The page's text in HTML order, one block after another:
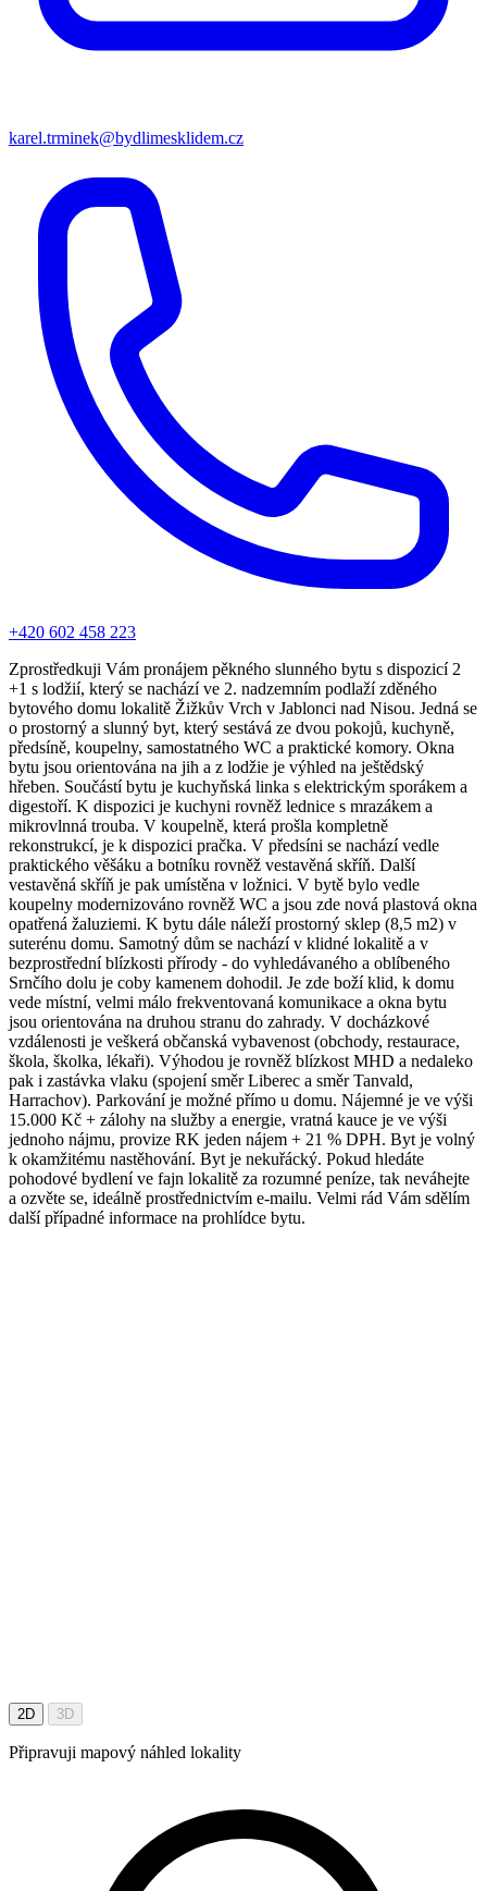
karel.trminek@bydlimesklidem.cz
+420 602 458 223
Zprostředkuji Vám pronájem pěkného slunného bytu s dispozicí 2
+1 s lodžií, který se nachází ve 2. nadzemním podlaží zděného
bytového domu lokalitě Žižkův Vrch v Jablonci nad Nisou. Jedná se
o prostorný a slunný byt, který sestává ze dvou pokojů, kuchyně,
předsíně, koupelny, samostatného WC a praktické komory. Okna
bytu jsou orientována na jih a z lodžie je výhled na ještědský
hřeben. Součástí bytu je kuchyňská linka s elektrickým sporákem a
digestoří. K dispozici je kuchyni rovněž lednice s mrazákem a
mikrovlnná trouba. V koupelně, která prošla kompletně
rekonstrukcí, je k dispozici pračka. V předsíni se nachází vedle
praktického věšáku a botníku rovněž vestavěná skříň. Další
vestavěná skříň je pak umístěna v ložnici. V bytě bylo vedle
koupelny modernizováno rovněž WC a jsou zde nová plastová okna
opatřená žaluziemi. K bytu dále náleží prostorný sklep (8,5 m2) v
suterénu domu. Samotný dům se nachází v klidné lokalitě a v
bezprostřední blízkosti přírody - do vyhledávaného a oblíbeného
Srnčího dolu je coby kamenem dohodil. Je zde boží klid, k domu
vede místní, velmi málo frekventovaná komunikace a okna bytu
jsou orientována na druhou stranu do zahrady. V docházkové
vzdálenosti je veškerá občanská vybavenost (obchody, restaurace,
škola, školka, lékaři). Výhodou je rovněž blízkost MHD a nedaleko
pak i zastávka vlaku (spojení směr Liberec a směr Tanvald,
Harrachov). Parkování je možné přímo u domu. Nájemné je ve výši
15.000 Kč + zálohy na služby a energie, vratná kauce je ve výši
jednoho nájmu, provize RK jeden nájem + 21 % DPH. Byt je volný
k okamžitému nastěhování. Byt je nekuřácký. Pokud hledáte
pohodové bydlení ve fajn lokalitě za rozumné peníze, tak neváhejte
a ozvěte se, ideálně prostřednictvím e-mailu. Velmi rád Vám sdělím
další případné informace na prohlídce bytu.
2D 3D
Připravuji mapový náhled lokality